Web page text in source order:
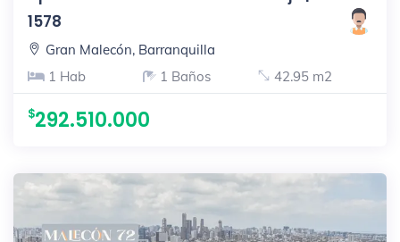
1578
Gran Malecón, Barranquilla
1 Hab
1 Baños 42.95 m2
292.510.000